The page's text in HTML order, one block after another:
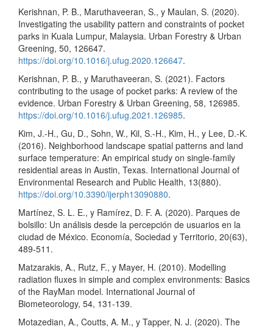
Kerishnan, P. B., Maruthaveeran, S., y Maulan, S. (2020).
Investigating the usability pattern and constraints of pocket
parks in Kuala Lumpur, Malaysia. Urban Forestry & Urban
Greening, 50, 126647.
https://doi.org/10.1016/j.ufug.2020.126647.
Kerishnan, P. B., y Maruthaveeran, S. (2021). Factors
contributing to the usage of pocket parks: A review of the
evidence. Urban Forestry & Urban Greening, 58, 126985.
https://doi.org/10.1016/j.ufug.2021.126985.
Kim, J.-H., Gu, D., Sohn, W., Kil, S.-H., Kim, H., y Lee, D.-K.
(2016). Neighborhood landscape spatial patterns and land
surface temperature: An empirical study on single-family
residential areas in Austin, Texas. International Journal of
Environmental Research and Public Health, 13(880).
https://doi.org/10.3390/ijerph13090880.
Martínez, S. L. E., y Ramírez, D. F. A. (2020). Parques de
bolsillo: Un análisis desde la percepción de usuarios en la
ciudad de México. Economía, Sociedad y Territorio, 20(63),
489-511.
Matzarakis, A., Rutz, F., y Mayer, H. (2010). Modelling
radiation fluxes in simple and complex environments: Basics
of the RayMan model. International Journal of
Biometeorology, 54, 131-139.
Motazedian, A., Coutts, A. M., y Tapper, N. J. (2020). The